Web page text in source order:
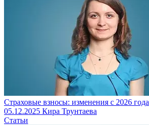
Страховые взносы: изменения с 2026 года
05.12.2025 Кира Трунтаева
Статьи